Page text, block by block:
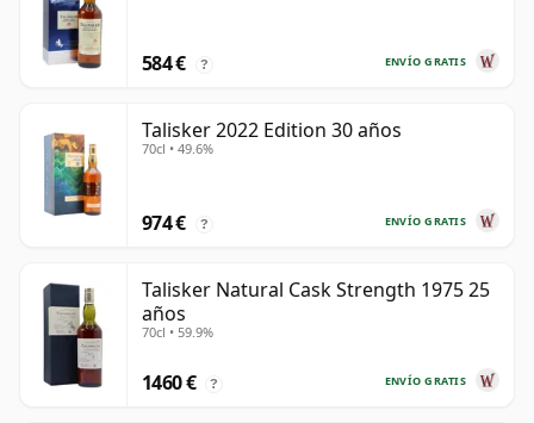
ENVÍO GRATIS
584 € ?
Talisker 2022 Edition 30 años
70cl • 49.6%
ENVÍO GRATIS
974 € ?
Talisker Natural Cask Strength 1975 25
años
70cl • 59.9%
ENVÍO GRATIS
1460 € ?